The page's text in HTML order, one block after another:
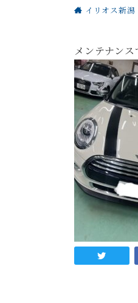
イリオス新潟
メンテナン